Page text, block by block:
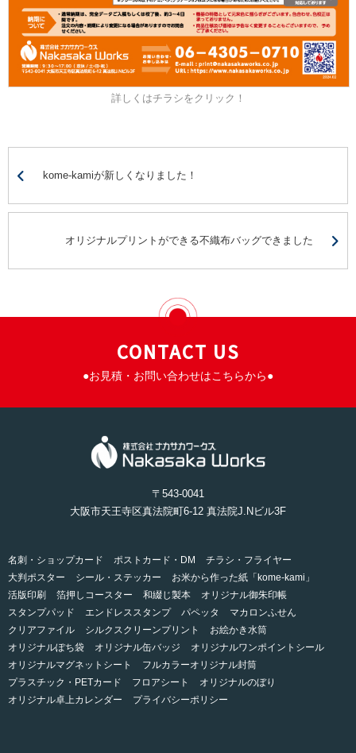
詳しくはチラシをクリック！
kome-kamiが新しくなりました！
オリジナルプリントができる不織布バッグできました
CONTACT US
●お見積・お問い合わせはこちらから●
〒543-0041
大阪市天王寺区真法院町6-12 真法院J.Nビル3F
名刺・ショップカード ポストカード・DM
チラシ・フライヤー
大判ポスター
シール・ステッカー
お米から作った紙「kome-kami」
活版印刷
箔押しコースター 和綴じ製本
オリジナル御朱印帳
スタンプパッド
エンドレススタンプ パペッタ
マカロンふせん
クリアファイル
シルクスクリーンプリント
お絵かき水筒
オリジナルぽち袋
オリジナル缶バッジ
オリジナルワンポイントシール
オリジナルマグネットシート
フルカラーオリジナル封筒
プラスチック・PETカード
フロアシート
オリジナルのぼり
オリジナル卓上カレンダー
プライバシーポリシー